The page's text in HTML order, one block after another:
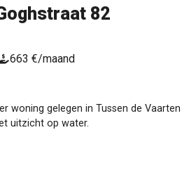
82
663 €/maand
woning gelegen in Tussen de Vaarten
uitzicht op water.